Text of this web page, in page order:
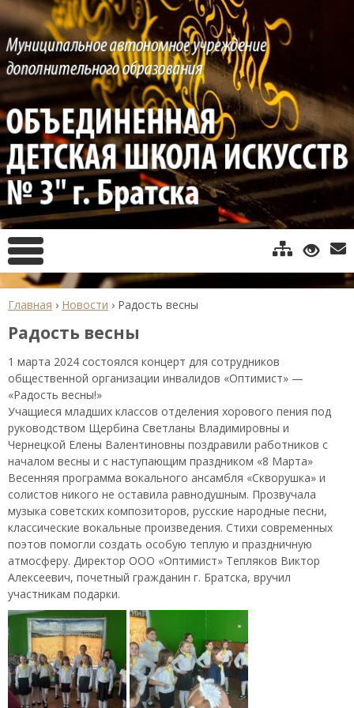
Главная › Новости › Радость весны
Радость весны
1 марта 2024 состоялся концерт для сотрудников
общественной организации инвалидов «Оптимист» —
«Радость весны!»
Учащиеся младших классов отделения хорового пения под
руководством Щербина Светланы Владимировны и
Чернецкой Елены Валентиновны поздравили работников с
началом весны и с наступающим праздником «8 Марта»
Весенняя программа вокального ансамбля «Скворушка» и
солистов никого не оставила равнодушным. Прозвучала
музыка советских композиторов, русские народные песни,
классические вокальные произведения. Стихи современных
поэтов помогли создать особую теплую и праздничную
атмосферу. Директор ООО «Оптимист» Тепляков Виктор
Алексеевич, почетный гражданин г. Братска, вручил
участникам подарки.